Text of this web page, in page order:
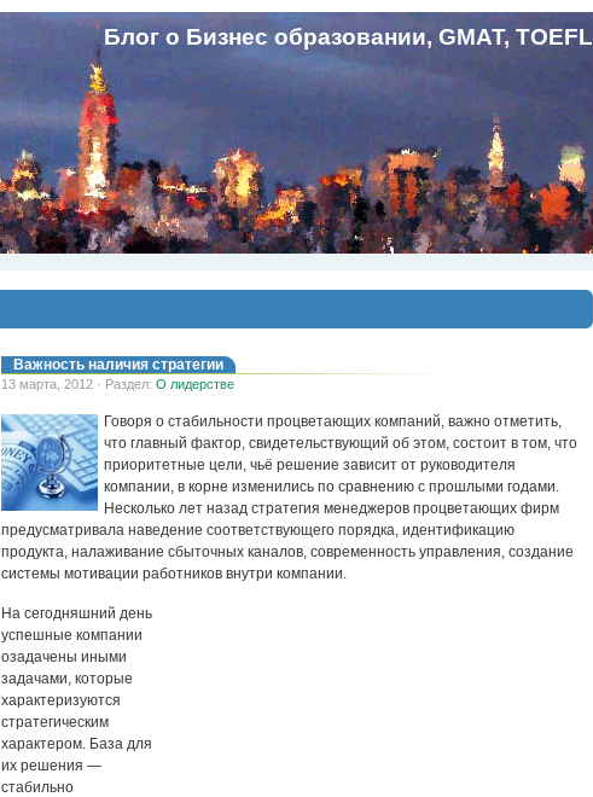
Блог о Бизнес образовании, GMAT, TOEFL
Важность наличия стратегии
13 марта, 2012 · Раздел: О лидерстве
Говоря о стабильности процветающих компаний, важно отметить,
что главный фактор, свидетельствующий об этом, состоит в том, что
приоритетные цели, чьё решение зависит от руководителя
компании, в корне изменились по сравнению с прошлыми годами.
Несколько лет назад стратегия менеджеров процветающих фирм
предусматривала наведение соответствующего порядка, идентификацию
продукта, налаживание сбыточных каналов, современность управления, создание
системы мотивации работников внутри компании.
На сегодняшний день
успешные компании
озадачены иными
задачами, которые
характеризуются
стратегическим
характером. База для
их решения —
стабильно